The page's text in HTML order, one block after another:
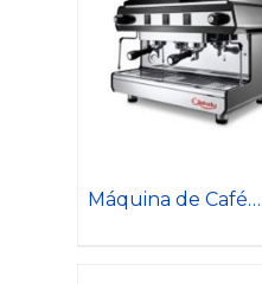
Máquina de Café